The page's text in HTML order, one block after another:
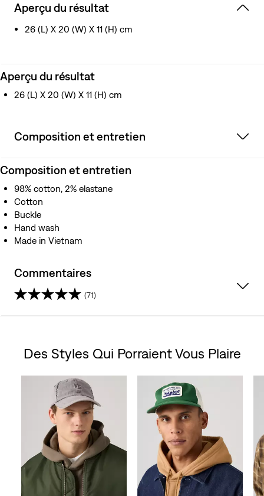
Aperçu du résultat
26 (L) X 20 (W) X 11 (H) cm
Aperçu du résultat
26 (L) X 20 (W) X 11 (H) cm
Composition et entretien
Composition et entretien
98% cotton, 2% elastane
Cotton
Buckle
Hand wash
Made in Vietnam
Commentaires
(71)
sur
5.
évaluations
Des Styles Qui Porraient Vous Plaire